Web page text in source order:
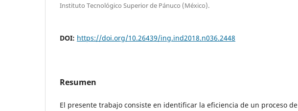
Instituto Tecnológico Superior de Pánuco (México).
DOI: https://doi.org/10.26439/ing.ind2018.n036.2448
Resumen
El presente trabajo consiste en identificar la eficiencia de un pro­ceso de